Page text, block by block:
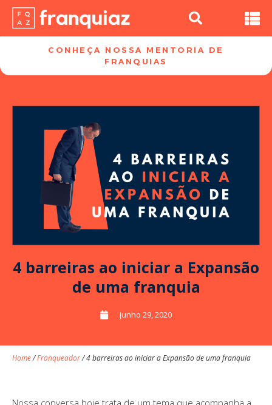
CONHEÇA NOSSA MENTORIA DE
FRANQUIAS​
4 barreiras ao iniciar a Expansão
de uma franquia
junho 29, 2020
Home/Franqueador/4 barreiras ao iniciar a Expansão de uma franquia